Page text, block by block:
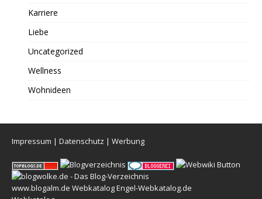
Karriere
Liebe
Uncategorized
Wellness
Wohnideen
Impressum | Datenschutz | Werbung
www.blogalm.de WebkatalogEngel-Webkatalog.de